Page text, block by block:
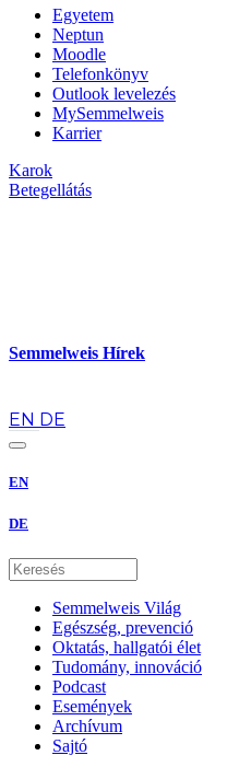
Egyetem
Neptun
Moodle
Telefonkönyv
Outlook levelezés
MySemmelweis
Karrier
Karok
Betegellátás
Semmelweis Hírek
EN DE
EN
DE
Semmelweis Világ
Egészség, prevenció
Oktatás, hallgatói élet
Tudomány, innováció
Podcast
Események
Archívum
Sajtó